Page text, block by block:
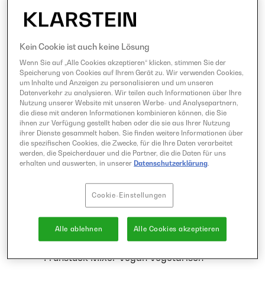
10 Minuten
FrühstückMixerVeganVegetarisch
Kein Cookie ist auch keine Lösung
Wenn Sie auf „Alle Cookies akzeptieren“ klicken, stimmen Sie der
Speicherung von Cookies auf Ihrem Gerät zu. Wir verwenden Cookies,
um Inhalte und Anzeigen zu personalisieren und um unseren
Datenverkehr zu analysieren. Wir teilen auch Informationen über Ihre
Nutzung unserer Website mit unseren Werbe- und Analysepartnern,
die diese mit anderen Informationen kombinieren können, die Sie
ihnen zur Verfügung gestellt haben oder die sie aus Ihrer Nutzung
ihrer Dienste gesammelt haben. Sie finden weitere Informationen über
die spezifischen Cookies, die Zwecke, für die Ihre Daten verarbeitet
werden, die Speicherdauer und die Partner, die die Daten für uns
erhalten und auswerten, in unserer Datenschutzerklärung.
Cookie-Einstellungen
Alle ablehnen Alle Cookies akzeptieren